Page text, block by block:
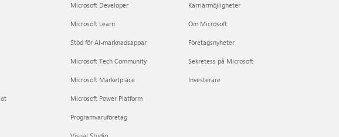
Microsoft Developer
Microsoft Learn
Stöd för AI-marknadsappar
Microsoft Tech Community
Microsoft Marketplace
Microsoft Power Platform
Programvaruföretag
Karriärmöjligheter
Om Microsoft
Företagsnyheter
Sekretess på Microsoft
Investerare